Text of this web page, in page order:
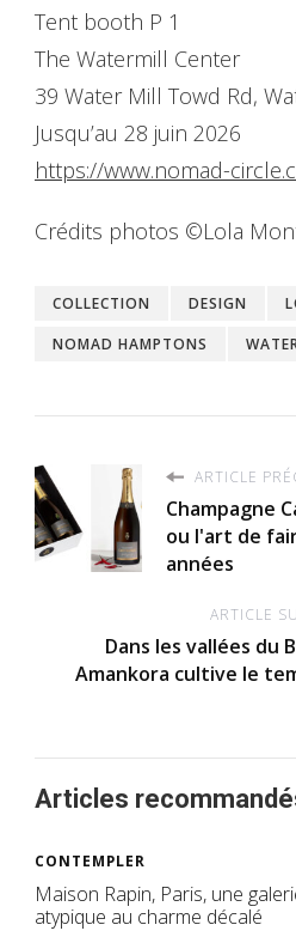
Tent booth P 1
The Watermill Center
39 Water Mill Towd Rd,
Jusqu’au 28 juin 2026
https://www.nomad-
Crédits photos ©Lola
COLLECTION DESIGN
NOMAD HAMPTONS
ARTICLE
Champagne
ou l'art de
années
ARTICLE
Dans les vallées du
Amankora cultive le
Articles
CONTEMPLER
Maison Rapin, Paris, une
atypique au charme décalé